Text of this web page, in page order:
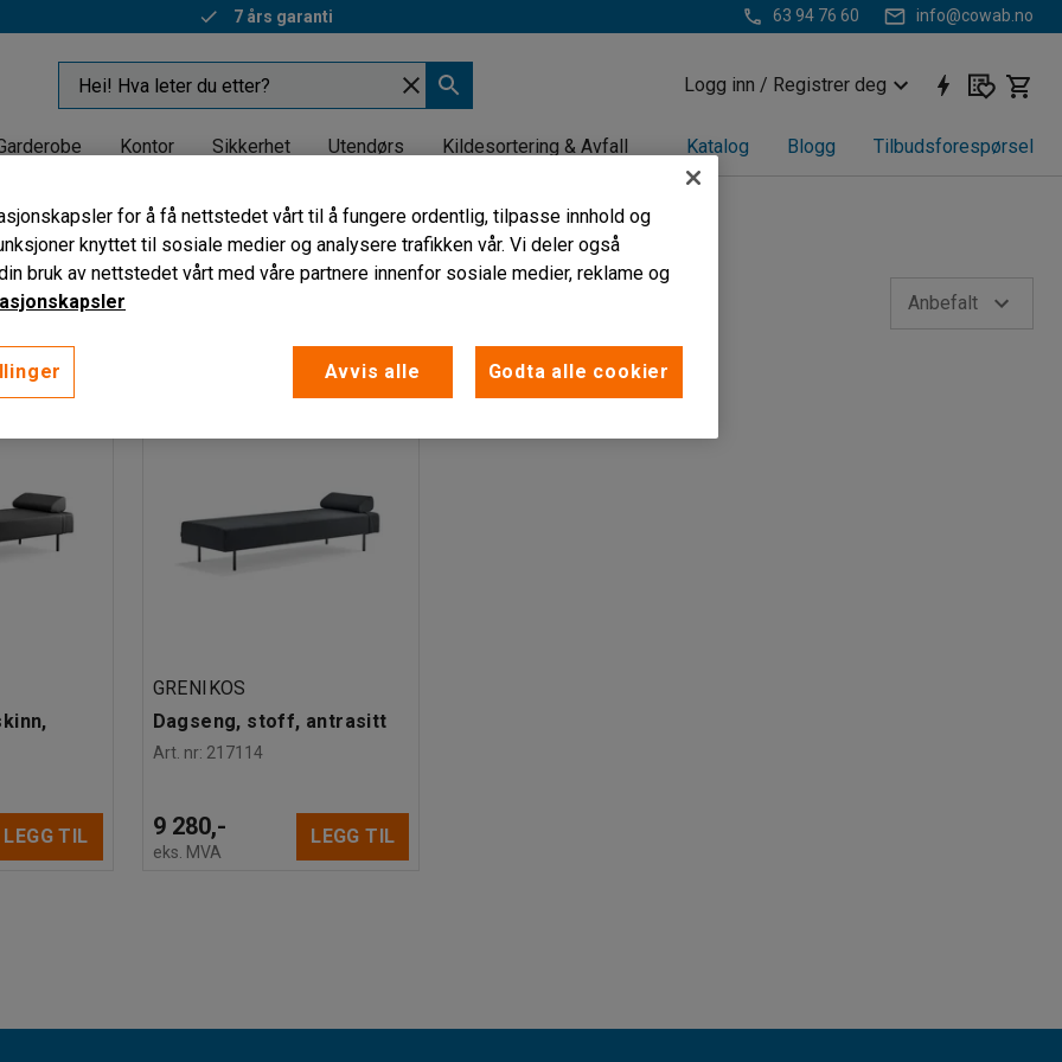
7 års garanti 63 94 76 60 info@cowab.no
Logg inn / Registrer deg
Kontor Sikkerhet Utendørs Kildesortering & Avfall Katalog Blogg Tilbudsforespørsel
Bredde Anbefalt
LEGG TIL
GRENIKOS
Dagseng, stoff, antrasitt
Art. nr: 217114
9 280,-
eks. MVA
LEGG TIL
for å få nettstedet vårt til å fungere ordentlig, tilpasse innhold og
knyttet til sosiale medier og analysere trafikken vår. Vi deler også
bruk av nettstedet vårt med våre partnere innenfor sosiale medier, reklame og
Avvis alle Godta alle cookier